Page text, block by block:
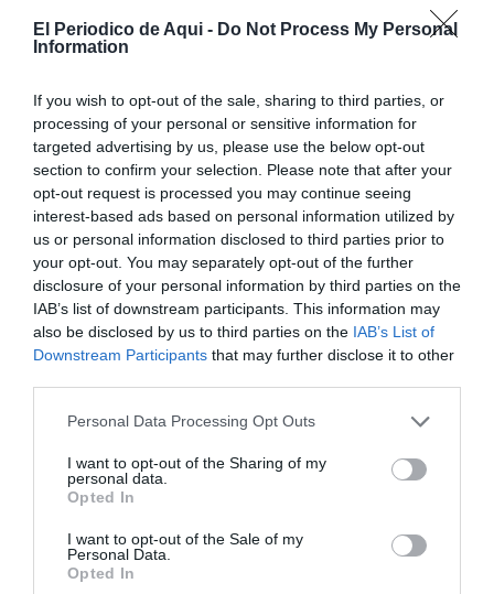
El Periodico de Aqui - Do Not Process My Personal
Information
If you wish to opt-out of the sale, sharing to third parties, or
processing of your personal or sensitive information for
targeted advertising by us, please use the below opt-out
section to confirm your selection. Please note that after your
opt-out request is processed you may continue seeing
interest-based ads based on personal information utilized by
us or personal information disclosed to third parties prior to
your opt-out. You may separately opt-out of the further
disclosure of your personal information by third parties on the
IAB’s list of downstream participants. This information may
also be disclosed by us to third parties on the IAB’s List of
Downstream Participants that may further disclose it to other
Personal Data Processing Opt Outs
I want to opt-out of the Sharing of my
personal data.
Opted In
I want to opt-out of the Sale of my
Personal Data.
Opted In
La consellera de Industria, Marián Cano, ha señalado
empresas que apuestan por crecer en territorio
valenciano y facilitar la llegada de nuevas inversiones
capaces de transformar el modelo económico de la
Defensa y seguridad, entre las novedades